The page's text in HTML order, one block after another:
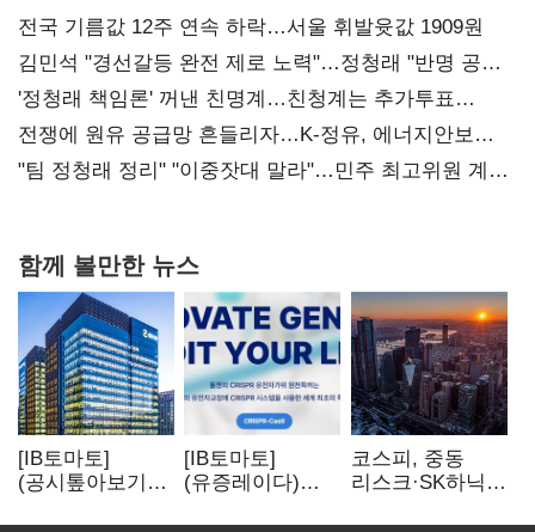
전국 기름값 12주 연속 하락…서울 휘발윳값 1909원
김민석 "경선갈등 완전 제로 노력"…정청래 "반명 공세
사과부터"
'정청래 책임론' 꺼낸 친명계…친청계는 추가투표
때리기
전쟁에 원유 공급망 흔들리자…K-정유, 에너지안보
핵심으로 재부상
"팀 정청래 정리" "이중잣대 말라"…민주 최고위원 계파
함께 볼만한 뉴스
[IB토마토]
(공시톺아보기)
[IB토마토]
(유증레이다)
코스피, 중동
리스크·SK하닉